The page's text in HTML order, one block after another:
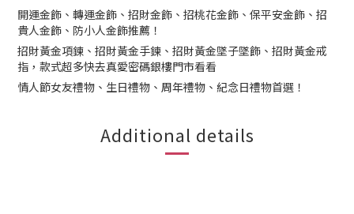
開運金飾、轉運金飾、招財金飾、招桃花金飾、保平安金飾、招
貴人金飾、防小人金飾推薦！
招財黃金項鍊、招財黃金手鍊、招財黃金墜子墜飾、招財黃金戒
指，款式超多快去真愛密碼銀樓門市看看
情人節女友禮物、生日禮物、周年禮物、紀念日禮物首選！
Additional details